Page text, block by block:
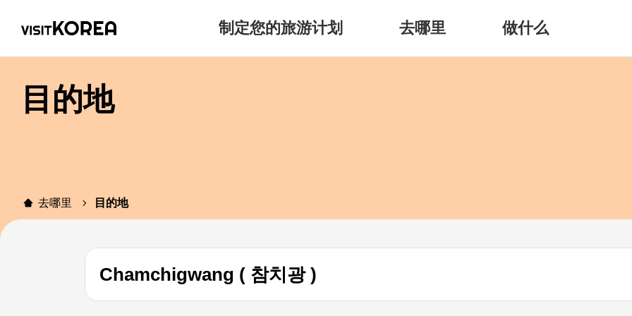
制定您的旅游计划 去哪里 做什么
目的地
去哪里 目的地
Chamchigwang ( 참치광 )